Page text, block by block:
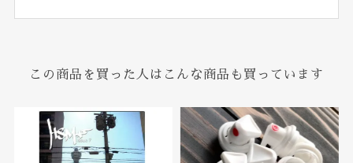
この商品を買った人はこんな商品も買っています